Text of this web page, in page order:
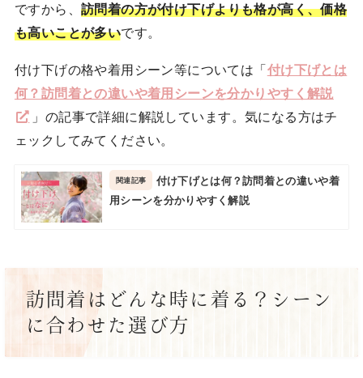
ですから、 訪問着の方が付け下げよりも格が高く、価格
も高いことが多いです。
付け下げの格や着用シーン等については「付け下げとは
何？訪問着との違いや着用シーンを分かりやすく解説
」の記事で詳細に解説しています。気になる方はチ
ェックしてみてください。
付け下げとは何？訪問着との違いや着
用シーンを分かりやすく解説
訪問着はどんな時に着る？シーン
に合わせた選び方